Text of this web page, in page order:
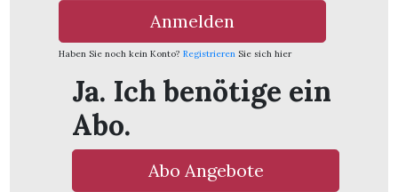
Anmelden
Haben Sie noch kein Konto? Registrieren Sie sich hier
Ja. Ich benötige ein
Abo.
Abo Angebote